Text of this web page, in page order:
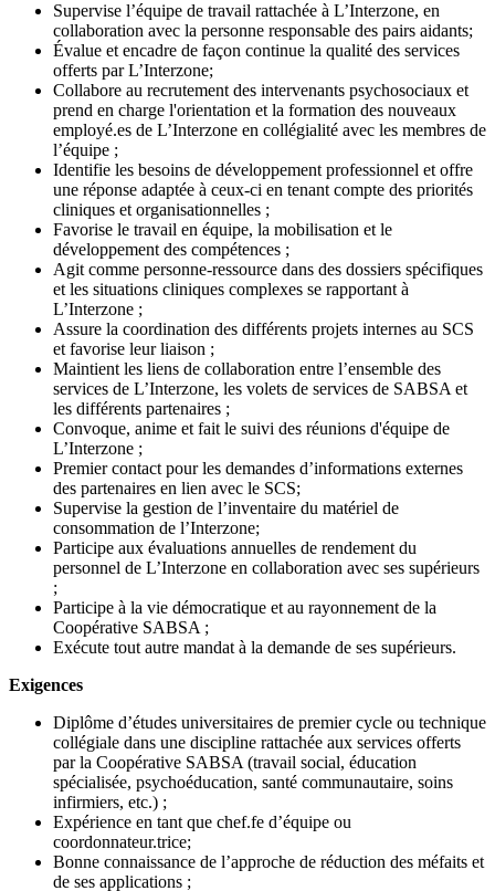
Supervise l’équipe de travail rattachée à L’Interzone, en
collaboration avec la personne responsable des pairs aidants;
Évalue et encadre de façon continue la qualité des services
offerts par L’Interzone;
Collabore au recrutement des intervenants psychosociaux et
prend en charge l'orientation et la formation des nouveaux
employé.es de L’Interzone en collégialité avec les membres de
l’équipe ;
Identifie les besoins de développement professionnel et offre
une réponse adaptée à ceux-ci en tenant compte des priorités
cliniques et organisationnelles ;
Favorise le travail en équipe, la mobilisation et le
développement des compétences ;
Agit comme personne-ressource dans des dossiers spécifiques
et les situations cliniques complexes se rapportant à
L’Interzone ;
Assure la coordination des différents projets internes au SCS
et favorise leur liaison ;
Maintient les liens de collaboration entre l’ensemble des
services de L’Interzone, les volets de services de SABSA et
les différents partenaires ;
Convoque, anime et fait le suivi des réunions d'équipe de
L’Interzone ;
Premier contact pour les demandes d’informations externes
des partenaires en lien avec le SCS;
Supervise la gestion de l’inventaire du matériel de
consommation de l’Interzone;
Participe aux évaluations annuelles de rendement du
personnel de L’Interzone en collaboration avec ses supérieurs
;
Participe à la vie démocratique et au rayonnement de la
Coopérative SABSA ;
Exécute tout autre mandat à la demande de ses supérieurs.
Exigences
Diplôme d’études universitaires de premier cycle ou technique
collégiale dans une discipline rattachée aux services offerts
par la Coopérative SABSA (travail social, éducation
spécialisée, psychoéducation, santé communautaire, soins
infirmiers, etc.) ;
Expérience en tant que chef.fe d’équipe ou
coordonnateur.trice;
Bonne connaissance de l’approche de réduction des méfaits et
de ses applications ;